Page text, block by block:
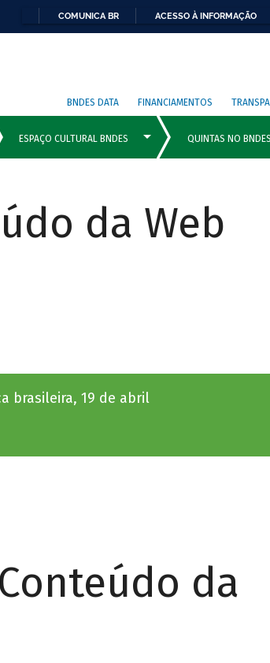
COMUNICA BR ACESSO À INFORMAÇÃO
BNDES DATA FINANCIAMENTOS
da Web
brasileira, 19 de abril
da